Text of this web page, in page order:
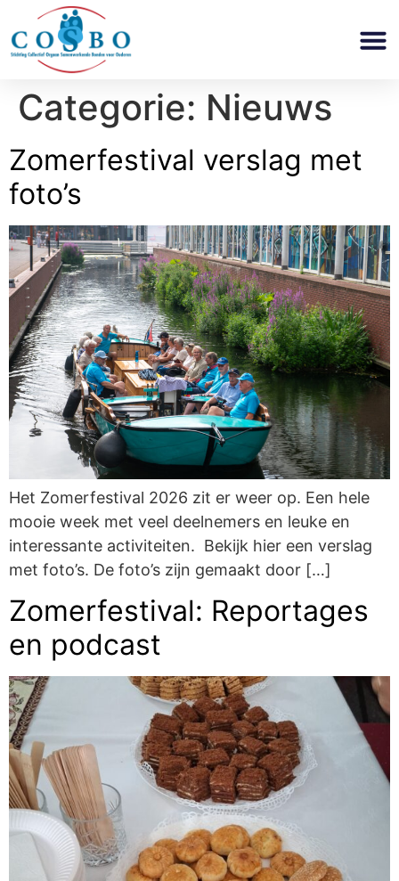
Categorie: Nieuws
Zomerfestival verslag met
foto’s
Het Zomerfestival 2026 zit er weer op. Een hele
mooie week met veel deelnemers en leuke en
interessante activiteiten. Bekijk hier een verslag
met foto’s. De foto’s zijn gemaakt door […]
Zomerfestival: Reportages
en podcast